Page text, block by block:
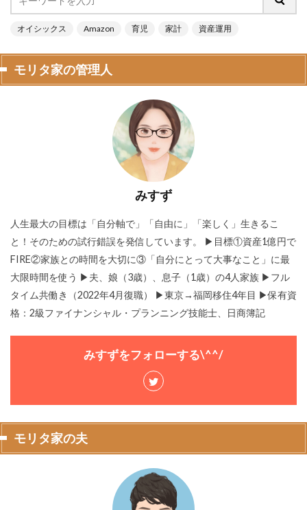
オイシックス Amazon 育児 家計 資産運用
モリタ家の管理人
みすず
人生最大の目標は「自分軸で」「自由に」「楽しく」生きるこ
と！そのための試行錯誤を発信しています。 ▶目標①資産1億円で
FIRE②家族との時間を大切に③「自分にとって大事なこと」に最
大限時間を使う ▶夫、娘（3歳）、息子（1歳）の4人家族 ▶フル
タイム共働き（2022年4月復職） ▶東京→福岡移住4年目 ▶保有資
格：2級ファイナンシャル・プランニング技能士、日商簿記
みすずをフォローする\^^/
モリタ家の夫